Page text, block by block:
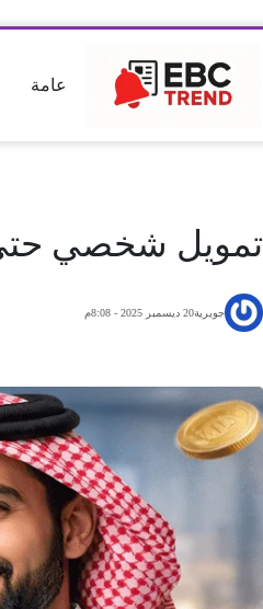
عامة
تمويل شخصي حتى 2.5 مليون للسعوديين و1.5 مليون للمقيمين بدون
جويرية20 ديسمبر 2025 - 8:08م